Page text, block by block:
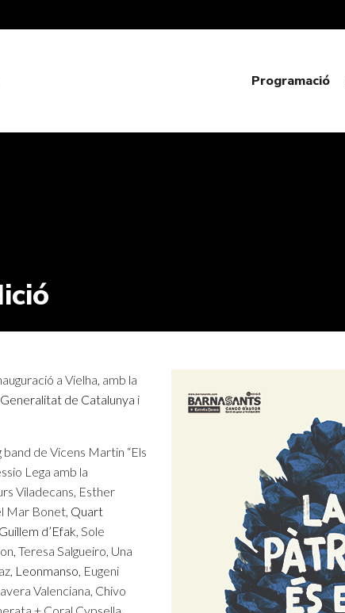
Programació
a Vielha, amb la
de Catalunya i
band de Vicens Martin “Els
Lega amb la
Viladecans, Esther
Mar Bonet, Quart
Guillem d’Efak , Sole
Teresa Salgueiro, Una
Leonmanso , Eugeni
Valenciana, Chivo
+ Coral Cypsella,